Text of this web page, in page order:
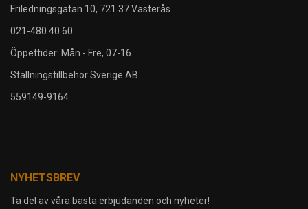
Friledningsgatan 10, 721 37 Västerås
021-480 40 60
Öppettider: Mån - Fre, 07-16.
Ställningstillbehör Sverige AB
559149-9164
NYHETSBREV
Ta del av våra bästa erbjudanden och nyheter!